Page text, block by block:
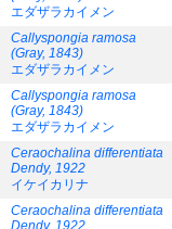
エダザラカイメン
Callyspongia ramosa
(Gray, 1843)
エダザラカイメン
Callyspongia ramosa
(Gray, 1843)
エダザラカイメン
Ceraochalina differentiata
Dendy, 1922
イケイカリナ
Ceraochalina differentiata
Dendy, 1922